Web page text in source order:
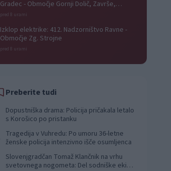
Gradec - Območje Gornji Dolič, Završe,
Kozjak, Tolsti vrh pri Mislinji, Srednji Dolič,
pred 8 urami
Izklop elektrike: 412. Nadzorništvo Ravne -
Območje Zg. Strojne
pred 8 urami
Preberite tudi
Dopustniška drama: Policija pričakala letalo
s Korošico po pristanku
Tragedija v Vuhredu: Po umoru 36-letne
ženske policija intenzivno išče osumljenca
Slovenjgradčan Tomaž Klančnik na vrhu
svetovnega nogometa: Del sodniške ekipe